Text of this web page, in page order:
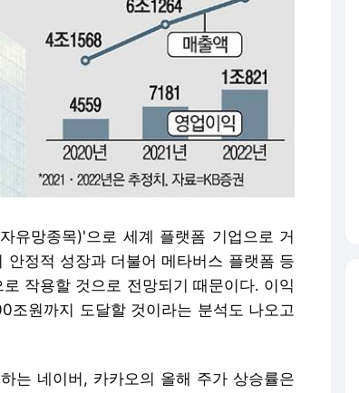
유망종목)'으로 세계 플랫폼 기업으로 거
안정적 성장과 더불어 메타버스 플랫폼 등
작용할 것으로 전망되기 때문이다. 이익
조원까지 도달할 것이라는 분석도 나오고
는 네이버, 카카오의 올해 주가 상승률은